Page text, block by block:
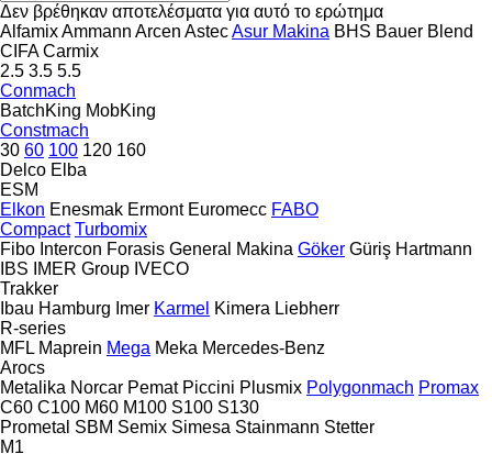
Δεν βρέθηκαν αποτελέσματα για αυτό το ερώτημα
AlfamixAmmann Arcen AstecAsur Makina BHS Bauer Blend
CIFA Carmix
2.5 3.5 5.5
Conmach
BatchKing MobKing
Constmach
30 60 100 120 160
Delco Elba
ESM
Elkon Enesmak Ermont Euromecc FABO
Compact Turbomix
Fibo Intercon Forasis General Makina Göker Güriş Hartmann
IBS
IMER Group IVECO
Trakker
Ibau Hamburg Imer Karmel Kimera Liebherr
R-series
MFL Maprein Mega Meka Mercedes-Benz
Arocs
Metalika Norcar Pemat Piccini Plusmix Polygonmach Promax
C60 C100 M60 M100 S100 S130
Prometal SBM Semix Simesa Stainmann Stetter
M1